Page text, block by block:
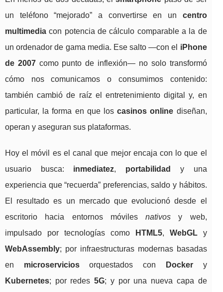
un teléfono “mejorado” a convertirse en un centro
multimedia con potencia de cálculo comparable a la de
un ordenador de gama media. Ese salto —con el iPhone
de 2007como punto de inflexión— no solo transformó
cómo nos comunicamos o consumimos contenido:
también cambió de raíz el entretenimiento digital y, en
particular, la forma en que loscasinos online diseñan,
operan y aseguran sus plataformas.
Hoy el móvil es el canal que mejor encaja con lo que el
usuario busca: inmediatez, portabilidad
y una
experiencia que “recuerda” preferencias, saldo y hábitos.
El resultado es un mercado que evolucionó desde el
escritorio hacia entornos móvilesnativos y web,
impulsado por tecnologías como
HTML5, WebGLy
WebAssembly; por infraestructuras modernas basadas
en microserviciosorquestados con Dockery
Kubernetes; por redes5G; y por una nueva capa de